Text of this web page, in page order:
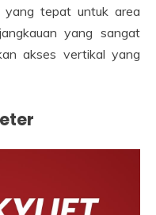
yang tepat untuk area
yang sangat
akses vertikal yang